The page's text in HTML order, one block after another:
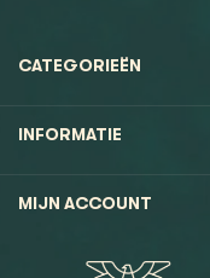
CATEGORIEËN
INFORMATIE
MIJN ACCOUNT